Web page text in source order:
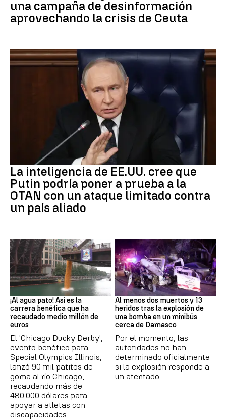
una campaña de desinformación
aprovechando la crisis de Ceuta
La inteligencia de EE.UU. cree que
Putin podría poner a prueba a la
OTAN con un ataque limitado contra
un país aliado
EEUU
¡Al agua pato! Así es la
carrera benéfica que ha
recaudado medio millón de
euros
El 'Chicago Ducky Derby',
evento benéfico para
Special Olympics Illinois,
lanzó 90 mil patitos de
goma al río Chicago,
recaudando más de
480.000 dólares para
apoyar a atletas con
discapacidades.
SIRIA
Al menos dos muertos y 13
heridos tras la explosión de
una bomba en un minibús
cerca de Damasco
Por el momento, las
autoridades no han
determinado oficialmente
si la explosión responde a
un atentado.